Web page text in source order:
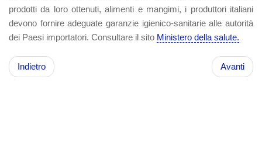
prodotti da loro ottenuti, alimenti e mangimi, i produttori italiani
devono fornire adeguate garanzie igienico-sanitarie alle autorità
dei Paesi importatori. Consultare il sito Ministero della salute.
Indietro Avanti